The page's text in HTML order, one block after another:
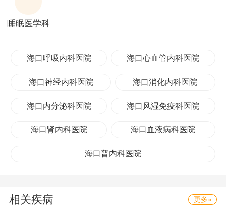
睡眠医学科
海口呼吸内科医院 海口心血管内科医院
海口神经内科医院 海口消化内科医院
海口内分泌科医院 海口风湿免疫科医院
海口肾内科医院 海口血液病科医院
海口普内科医院
相关疾病 更多»